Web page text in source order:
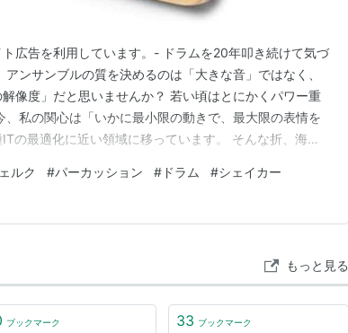
広告を利用しています。- ドラムを20年叩き続けて気づ
ンサンブルの質を決めるのは「大きな音」ではなく、
像度」だと思いませんか？ 若い頃はとにかくパワー重
私の関心は「いかに最小限の動きで、最大限の表情を
の最適化に近い領域に移っています。 そんな折、海外
（シュラグヴェルク）の「ロング・ショート・シェ
…
ルク #パーカッション # ドラム #シェイカー
もっと見る
ブックマーク 33 ブックマーク